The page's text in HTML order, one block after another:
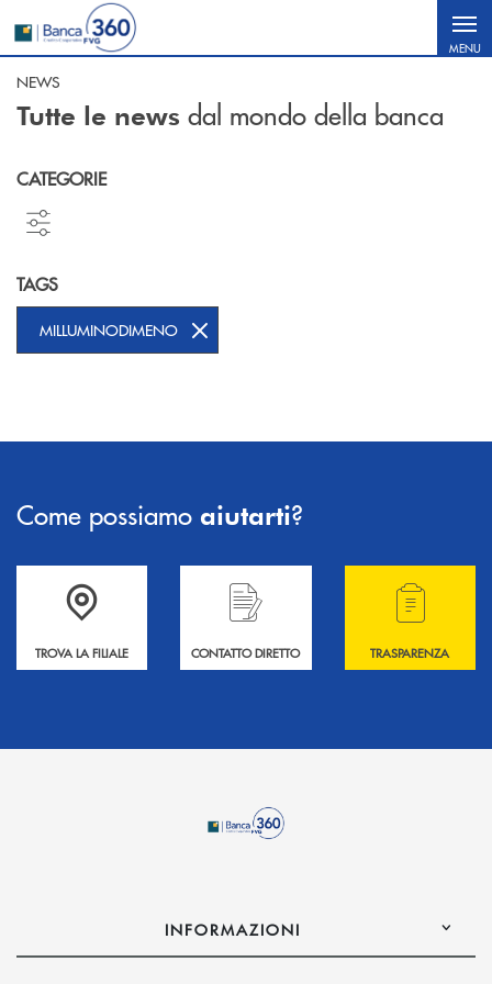
Salta al contenuto principale
MENU
NEWS
Tutte le news dal mondo della banca
CATEGORIE
TAGS
MILLUMINODIMENO
Come possiamo aiutarti?
Accedi all' elenco completo delle filiali .
TROVA LA FILIALE
Hai bisogno di informazioni? Contattaci !
CONTATTO DIRETTO
Hai bisogno di
TRASPARENZA
INFORMAZIONI